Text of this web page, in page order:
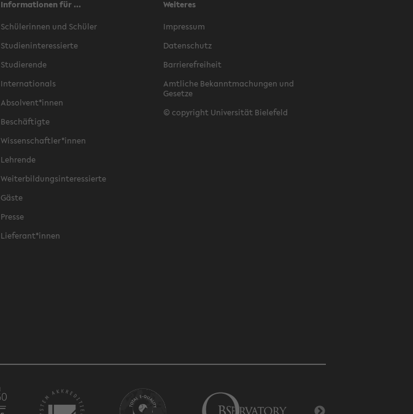
Informationen für ...
Schülerinnen und Schüler
Studieninteressierte
Studierende
Internationals
Absolvent*innen
Beschäftigte
Wissenschaftler*innen
Lehrende
Weiterbildungsinteressierte
Gäste
Presse
Lieferant*innen
Weiteres
Impressum
Datenschutz
Barrierefreiheit
Amtliche Bekanntmachungen und
Gesetze
© copyright Universität Bielefeld